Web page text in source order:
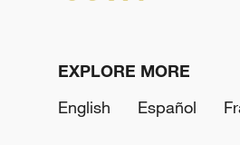
EXPLORE MORE
English
Español